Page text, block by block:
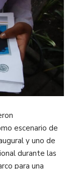
escenario de
y uno de
durante las
para una